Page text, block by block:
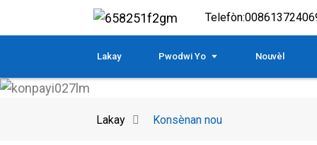
Telefòn:
Lakay Pwodwi Yo Nouvèl
Lakay Konsènan nou